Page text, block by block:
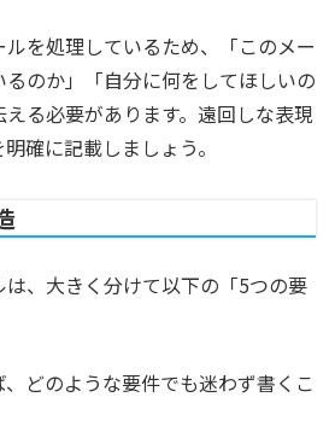
を処理しているため、「このメー
のか」「自分に何をしてほしいの
る必要があります。遠回しな表現
確に記載しましょう。
、大きく分けて以下の「5つの要
どのような要件でも迷わず書くこ